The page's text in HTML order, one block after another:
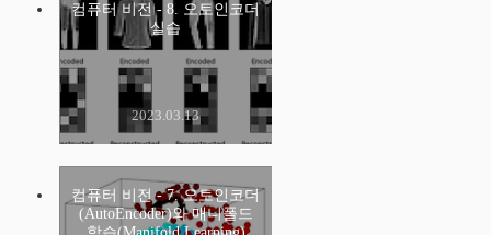
컴퓨터 비전 - 8. 오토인코더
실습
2023.03.13
컴퓨터 비전 - 7. 오토인코더
(AutoEncoder)와 매니폴드